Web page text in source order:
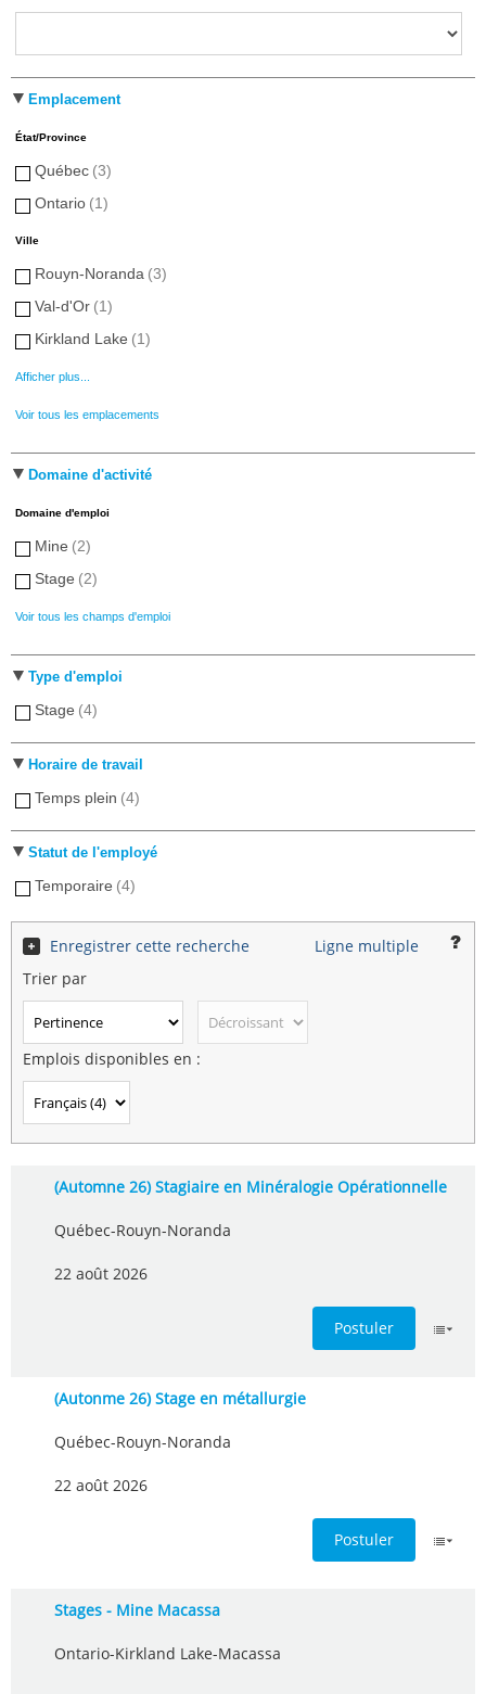
Emplacement
État/Province
Québec (3)
Ontario (1)
Ville
Rouyn-Noranda (3)
Val-d'Or (1)
Kirkland Lake (1)
Afficher plus...
Voir tous les emplacements
Domaine d'activité
Domaine d'emploi
Mine (2)
Stage (2)
Voir tous les champs d'emploi
Type d'emploi
Stage (4)
Horaire de travail
Temps plein (4)
Statut de l'employé
Temporaire (4)
Enregistrer cette recherche
Ligne multiple
Trier par
Emplois disponibles en :
(Automne 26) Stagiaire en Minéralogie Opérationnelle
Québec-Rouyn-Noranda
22 août 2026
Postuler
(Autonme 26) Stage en métallurgie
Québec-Rouyn-Noranda
22 août 2026
Postuler
Stages - Mine Macassa
Ontario-Kirkland Lake-Macassa